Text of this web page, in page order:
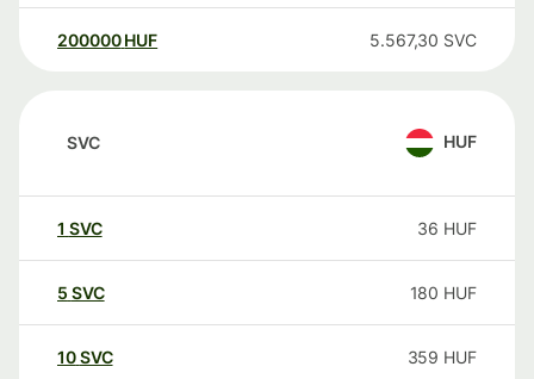
200000 HUF 5.567,30 SVC
SVC HUF
1 SVC 36 HUF
5 SVC 180 HUF
10SVC 359 HUF